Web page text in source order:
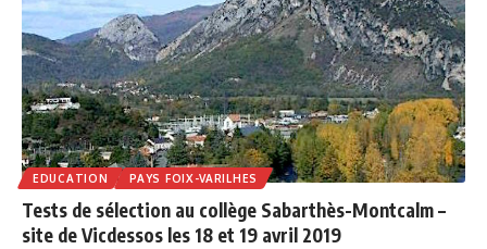
EDUCATION PAYS FOIX-VARILHES
Tests de sélection au collège Sabarthès-Montcalm –
site de Vicdessos les 18 et 19 avril 2019